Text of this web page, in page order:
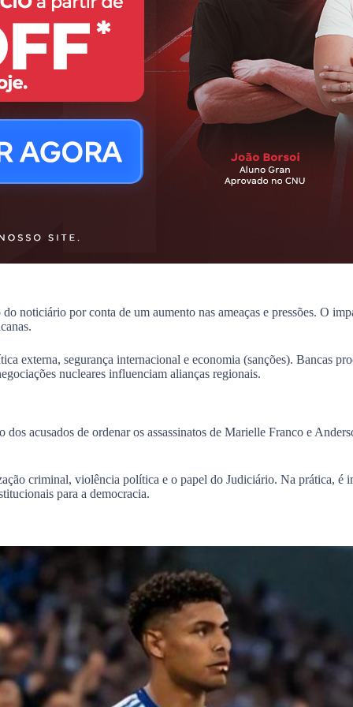
noticiário por conta de um aumento nas ameaças e pressões. O
externa, segurança internacional e economia (sanções). Bancas
nucleares influenciam alianças regionais.
acusados de ordenar os assassinatos de Marielle Franco e
criminal, violência política e o papel do Judiciário. Na prática, é
para a democracia.